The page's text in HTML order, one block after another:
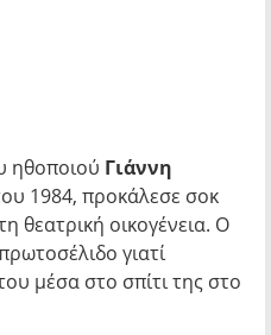
ηθοποιού Γιάννη
1984, προκάλεσε σοκ
θεατρική οικογένεια. Ο
γιατί
μέσα στο σπίτι της στο